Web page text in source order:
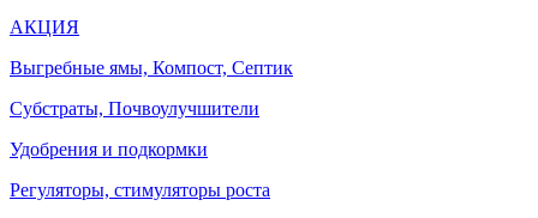
АКЦИЯ
Выгребные ямы, Компост, Септик
Субстраты, Почвоулучшители
Удобрения и подкормки
Регуляторы, стимуляторы роста